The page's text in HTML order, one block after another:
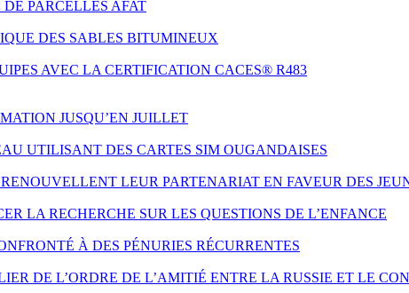
PARCELLES AFAT
DES SABLES BITUMINEUX
AVEC LA CERTIFICATION CACES® R483
JUSQU’EN JUILLET
UTILISANT DES CARTES SIM OUGANDAISES
LEUR PARTENARIAT EN FAVEUR DES
LA RECHERCHE SUR LES QUESTIONS DE L’ENFANCE
À DES PÉNURIES RÉCURRENTES
DE L’ORDRE DE L’AMITIÉ ENTRE LA RUSSIE ET LE